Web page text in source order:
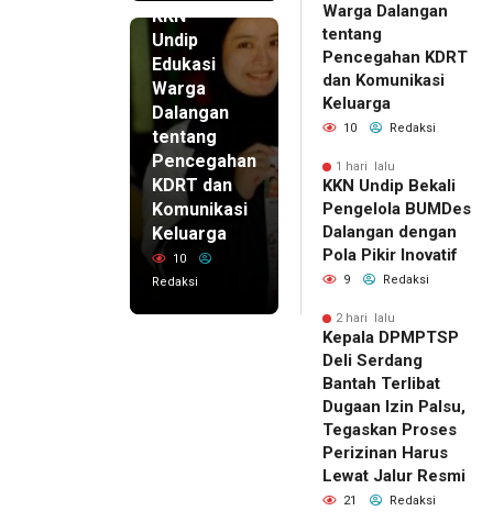
KKN
Undip
Edukasi
Warga
Dalangan
tentang
Pencegahan
KDRT dan
Komunikasi
Keluarga
10
Redaksi
Warga Dalangan
tentang
Pencegahan KDRT
dan Komunikasi
Keluarga
10 Redaksi
1 hari lalu
KKN Undip Bekali
Pengelola BUMDes
Dalangan dengan
Pola Pikir Inovatif
9 Redaksi
2 hari lalu
Kepala DPMPTSP
Deli Serdang
Bantah Terlibat
Dugaan Izin Palsu,
Tegaskan Proses
Perizinan Harus
Lewat Jalur Resmi
21 Redaksi